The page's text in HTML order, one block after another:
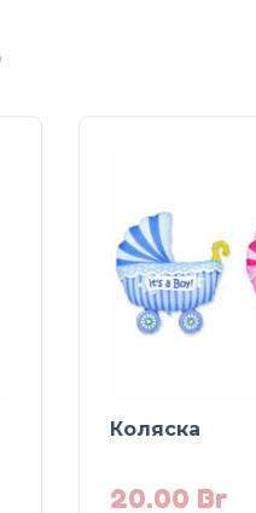
Коляска
20.00 Br